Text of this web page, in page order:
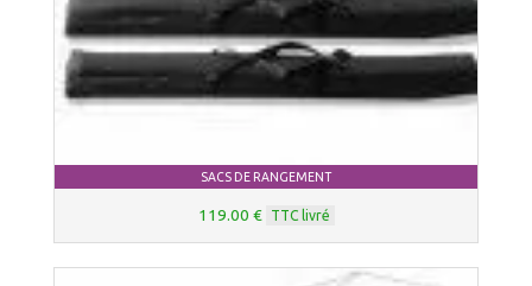
SACS DE RANGEMENT
119.00 € TTC livré